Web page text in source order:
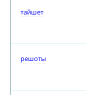
тайшет
решоты